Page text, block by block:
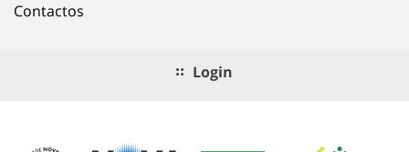
Contactos
Login